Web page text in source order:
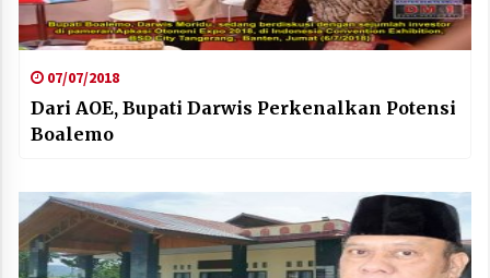
07/07/2018
Dari AOE, Bupati Darwis Perkenalkan Potensi
Boalemo